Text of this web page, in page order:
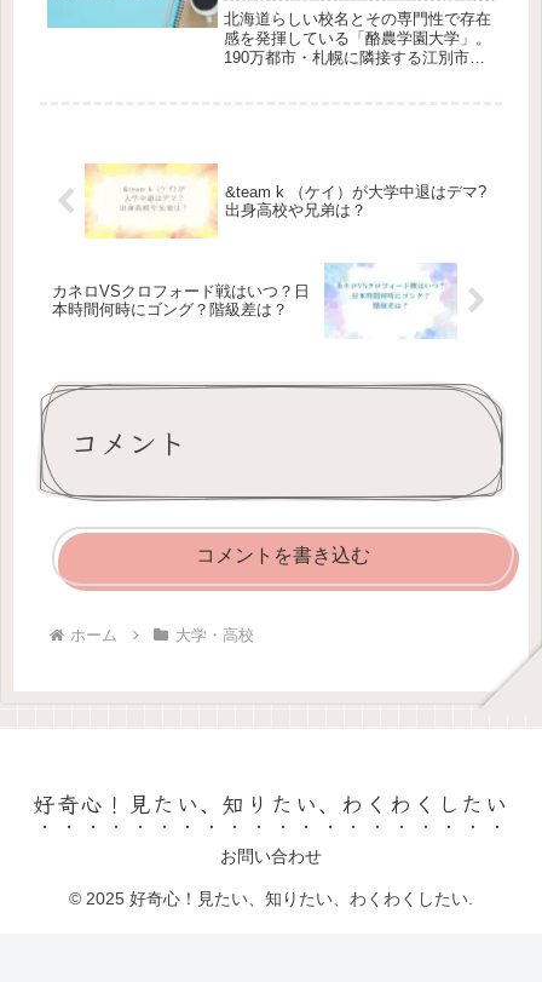
北海道らしい校名とその専門性で存在
感を発揮している「酪農学園大学」。
190万都市・札幌に隣接する江別市に
&team k （ケイ）が大学中退はデマ?
出身高校や兄弟は？
カネロVSクロフォード戦はいつ？日
本時間何時にゴング？階級差は？
コメント
コメントを書き込む
ホーム 大学・高校
好奇心！見たい、知りたい、わくわくしたい
お問い合わせ
© 2025 好奇心！見たい、知りたい、わくわくしたい.